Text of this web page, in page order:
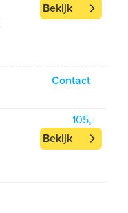
Bekijk
Contact
105,-
Bekijk